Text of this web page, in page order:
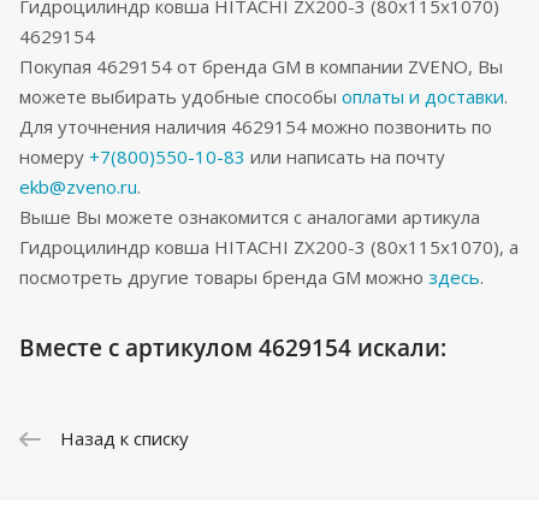
Гидроцилиндр ковша HITACHI ZX200-3 (80x115x1070)
4629154
Покупая 4629154 от бренда GM в компании ZVENO, Вы
можете выбирать удобные способы оплаты и доставки.
Для уточнения наличия 4629154 можно позвонить по
номеру +7(800)550-10-83 или написать на почту
ekb@zveno.ru.
Выше Вы можете ознакомится с аналогами артикула
Гидроцилиндр ковша HITACHI ZX200-3 (80x115x1070), а
посмотреть другие товары бренда GM можно здесь.
Вместе с артикулом 4629154 искали:
Назад к списку